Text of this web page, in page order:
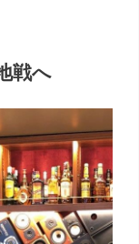
戦へ